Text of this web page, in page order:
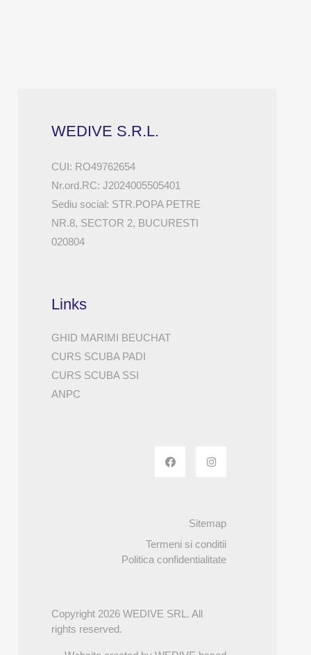
WEDIVE S.R.L.
CUI: RO49762654
Nr.ord.RC: J2024005505401
Sediu social: STR.POPA PETRE
NR.8, SECTOR 2, BUCURESTI
020804
Links
GHID MARIMI BEUCHAT
CURS SCUBA PADI
CURS SCUBA SSI
ANPC
Sitemap
Termeni si conditii
Politica confidentialitate
Copyright 2026 WEDIVE SRL. All
rights reserved.